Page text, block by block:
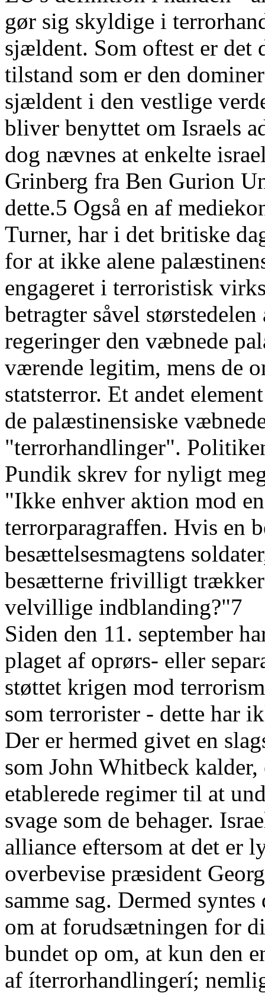
gør sig skyldige i
sjældent. Som oftest er det
tilstand som er den
sjældent i den vestlige
bliver benyttet om Israels
dog nævnes at enkelte
Grinberg fra Ben Gurion
dette.5 Også en af
Turner, har i det britiske
for at ikke alene
engageret i terroristisk
betragter såvel
regeringer den væbnede
værende legitim, mens de
statsterror. Et andet
de palæstinensiske
"terrorhandlinger".
Pundik skrev for nyligt
"Ikke enhver aktion mod
terrorparagraffen. Hvis en
besættelsesmagtens
besætterne frivilligt trækker
velvillige indblanding?"7
Siden den 11. september
plaget af oprørs- eller
støttet krigen mod
som terrorister - dette har
Der er hermed givet en
som John Whitbeck
etablerede regimer til at
svage som de behager.
alliance eftersom at det er
overbevise præsident
samme sag. Dermed
om at forudsætningen for
bundet op om, at kun den
af íterrorhandlingerí;